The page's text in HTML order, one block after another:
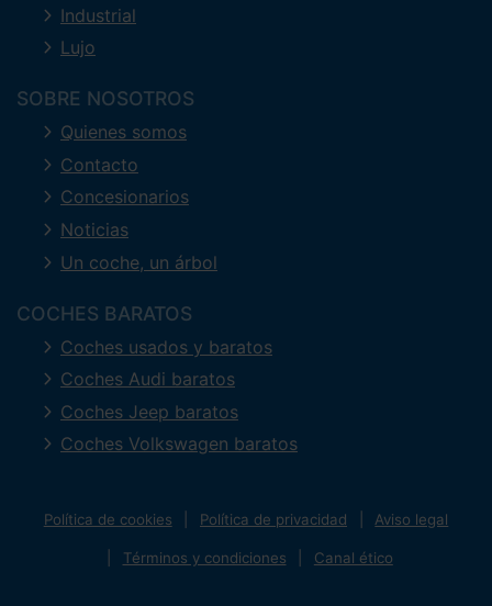
Industrial
Lujo
SOBRE NOSOTROS
Quienes somos
Contacto
Concesionarios
Noticias
Un coche, un árbol
COCHES BARATOS
Coches usados y baratos
Coches Audi baratos
Coches Jeep baratos
Coches Volkswagen baratos
Política de cookies Política de privacidad Aviso legal
Términos y condiciones Canal ético